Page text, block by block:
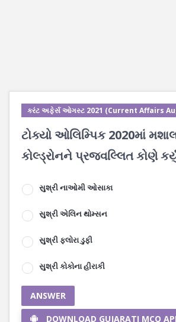
કરંટ અફેર્સ ઓગસ્ટ 2021 (Current Affairs
ટોક્યો ઓલિમ્પિક 2020માં
કોલ્ડ્રોનને પ્રજ્વલ્લિત કોણે
સુશ્રી નાઓમી ઓસાકા
સુશ્રી એલિન થોમ્સન
સુશ્રી ફલોરા ડુફી
સુશ્રી કોકોના હીરાકી
ANSWER
DOWNLOAD GUJARATI MCQ